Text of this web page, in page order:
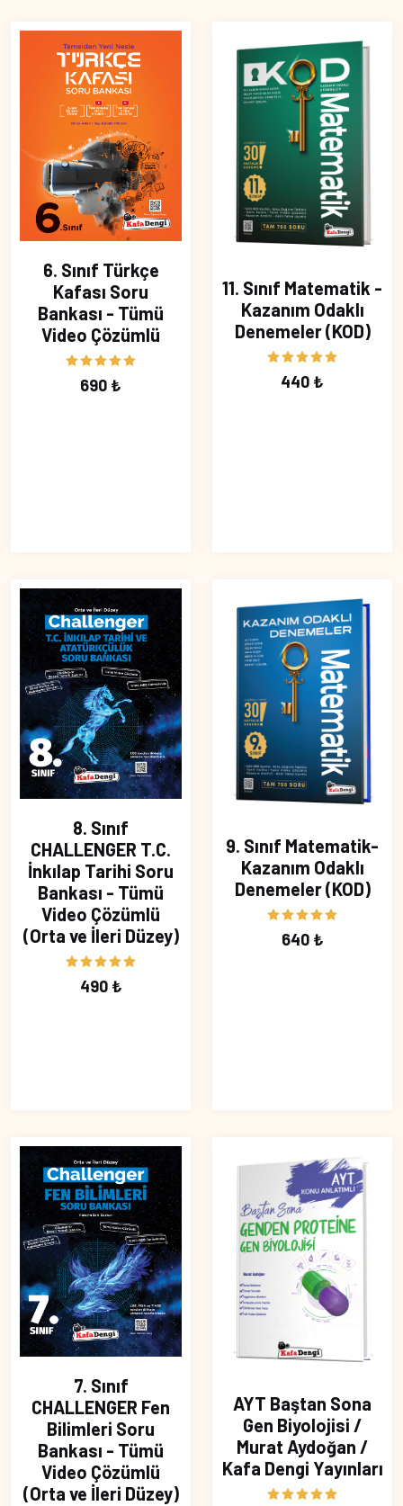
6. Sınıf Türkçe
Kafası Soru
Bankası - Tümü
Video Çözümlü
690 ₺
11. Sınıf Matematik -
Kazanım Odaklı
Denemeler (KOD)
440 ₺
8. Sınıf
CHALLENGER T.C.
İnkılap Tarihi Soru
Bankası - Tümü
Video Çözümlü
(Orta ve İleri Düzey)
490 ₺
9. Sınıf Matematik-
Kazanım Odaklı
Denemeler (KOD)
640 ₺
7. Sınıf
CHALLENGER Fen
Bilimleri Soru
Bankası - Tümü
Video Çözümlü
(Orta ve İleri Düzey)
AYT Baştan Sona
Gen Biyolojisi /
Murat Aydoğan /
Kafa Dengi Yayınları